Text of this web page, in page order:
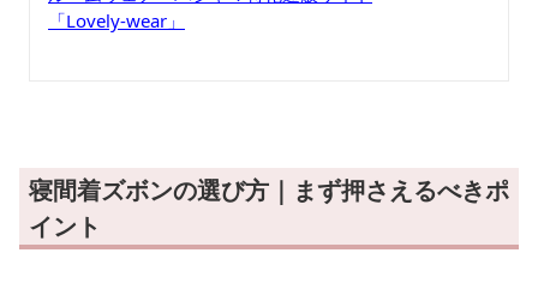
「Lovely-wear」
寝間着ズボンの選び方｜まず押さえるべきポ
イント